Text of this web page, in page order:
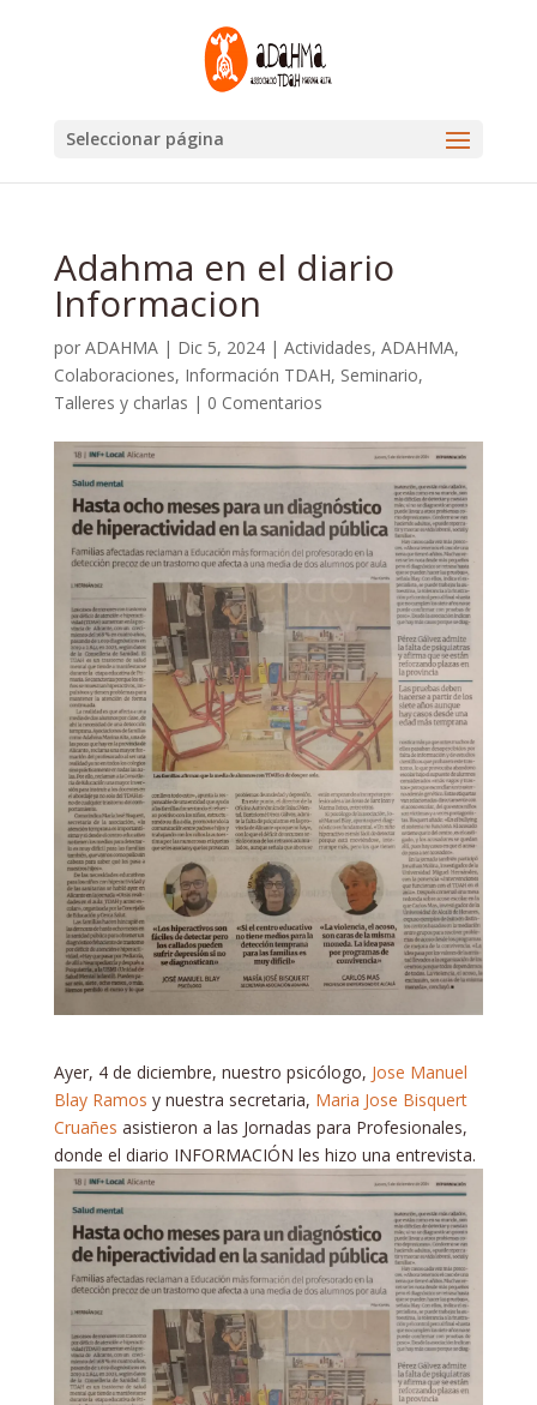
Seleccionar página
Adahma en el diario
Informacion
por ADAHMA| Dic 5, 2024| Actividades, ADAHMA,
Colaboraciones, Información TDAH, Seminario,
Talleres y charlas | 0 Comentarios
Ayer, 4 de diciembre, nuestro psicólogo, Jose Manuel
Blay Ramos y nuestra secretaria, Maria Jose Bisquert
Cruañes asistieron a las Jornadas para Profesionales,
donde el diario INFORMACIÓN les hizo una entrevista.